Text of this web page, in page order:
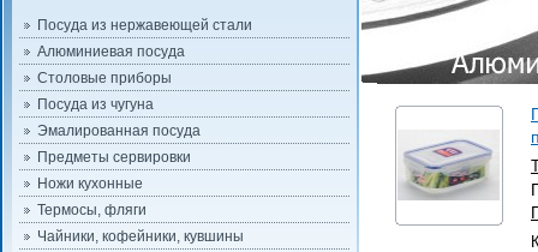
Посуда из нержавеющей стали
Алюминиевая посуда
Столовые приборы
Посуда из чугуна
Эмалированная посуда
Предметы сервировки
Ножи кухонные
Термосы, фляги
Чайники, кофейники, кувшины